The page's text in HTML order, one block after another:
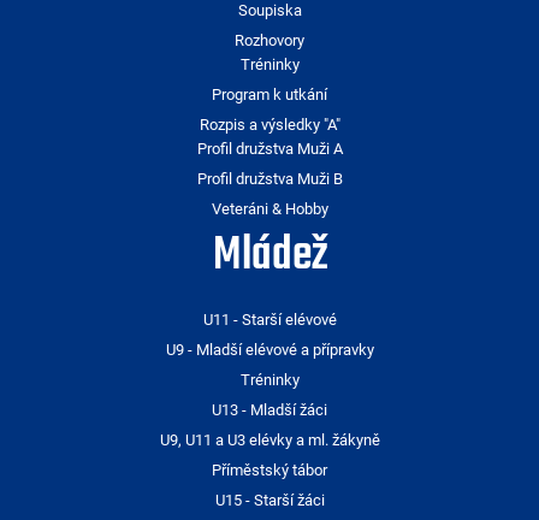
Soupiska
Rozhovory
Tréninky
Program k utkání
Rozpis a výsledky "A"
Profil družstva Muži A
Profil družstva Muži B
Veteráni & Hobby
Mládež
U11 - Starší elévové
U9 - Mladší elévové a přípravky
Tréninky
U13 - Mladší žáci
U9, U11 a U3 elévky a ml. žákyně
Příměstský tábor
U15 - Starší žáci